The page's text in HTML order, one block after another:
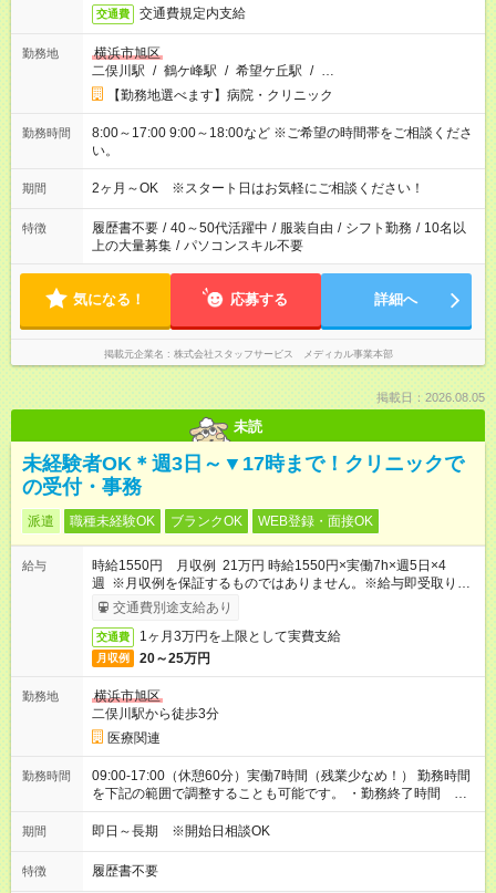
交通費 交通費規定内支給
勤務地
横浜市旭区
二俣川駅 / 鶴ケ峰駅 / 希望ケ丘駅 / …
【勤務地選べます】病院・クリニック
勤務時間
8:00～17:00 9:00～18:00など ※ご希望の時間帯をご相談くださ
い。
期間 2ヶ月～OK ※スタート日はお気軽にご相談ください！
特徴 履歴書不要 / 40～50代活躍中 / 服装自由 / シフト勤務 / 10名以
上の大量募集 / パソコンスキル不要
気になる！ 応募する 詳細へ
掲載元企業名 株式会社スタッフサービス メディカル事業本部
掲載日：2026.08.05
未読
未経験者OK＊週3日～▼17時まで！クリニックで
の受付・事務
派遣 職種未経験OK ブランクOK WEB登録・面接OK
給与
時給1550円 月収例 21万円 時給1550円×実働7h×週5日×4
週 ※月収例を保証するものではありません。※給与即受取りサ
ービス利用可（利用条件有）
交通費別途支給あり
交通費 1ヶ月3万円を上限として実費支給
月収例 20～25万円
勤務地
横浜市旭区
二俣川駅から徒歩3分
医療関連
勤務時間
09:00-17:00（休憩60分）実働7時間（残業少なめ！） 勤務時間
を下記の範囲で調整することも可能です。 ・勤務終了時間
16:00～17:00 ・実働 06:00～07:00
期間 即日～長期 ※開始日相談OK
特徴 履歴書不要